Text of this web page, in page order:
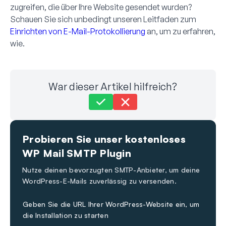
zugreifen, die über Ihre Website gesendet wurden?
Schauen Sie sich unbedingt unseren Leitfaden zum
Einrichten von E-Mail-Protokollierung an, um zu erfahren,
wie.
War dieser Artikel hilfreich?
Immer noch festgefahren?
Zuletzt aktualisiert am 10. Nov. 2023
Probieren Sie unser kostenloses
WP Mail SMTP Plugin
Nutze deinen bevorzugten SMTP-Anbieter, um deine
WordPress-E-Mails zuverlässig zu versenden.
Geben Sie die URL Ihrer WordPress-Website ein, um
die Installation zu starten